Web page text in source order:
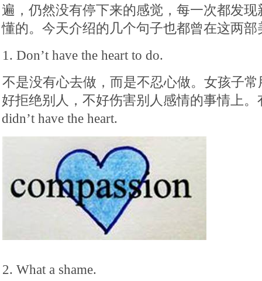
遍，仍然没有停下来的感觉，每一次都发
懂的。今天介绍的几个句子也都曾在这两
1. Don’t have the heart to do.
不是没有心去做，而是不忍心做。女孩子
好拒绝别人，不好伤害别人感情的事情上
didn’t have the heart.
2. What a shame.